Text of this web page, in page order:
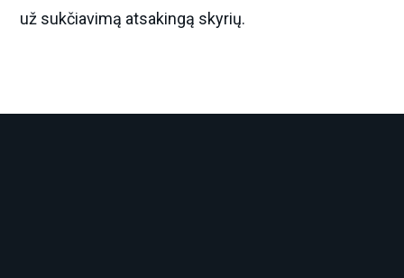
už sukčiavimą atsakingą skyrių.